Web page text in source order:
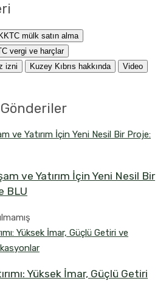
KKTC mülk satın alma
vergi ve harçlar
izni
Kuzey Kıbrıs hakkında
Video
ve Yatırım İçin Yeni Nesil Bir
BLU
Yüksek İmar, Güçlü Getiri